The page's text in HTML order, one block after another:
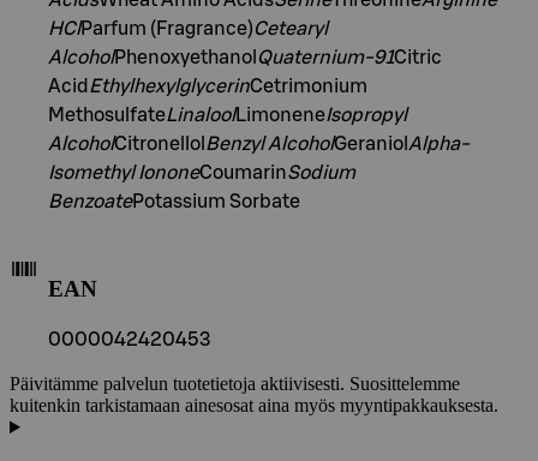
HClParfum (Fragrance)Cetearyl
AlcoholPhenoxyethanol Quaternium-91Citric
Acid EthylhexylglycerinCetrimonium
MethosulfateLinaloolLimoneneIsopropyl
AlcoholCitronellol Benzyl AlcoholGeraniol Alpha-
Isomethyl IononeCoumarinSodium
BenzoatePotassium Sorbate
EAN
0000042420453
Päivitämme palvelun tuotetietoja aktiivisesti. Suosittelemme
kuitenkin tarkistamaan ainesosat aina myös myyntipakkauksesta.